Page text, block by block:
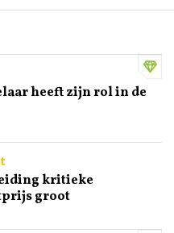
heeft zijn rol in de
kritieke
groot